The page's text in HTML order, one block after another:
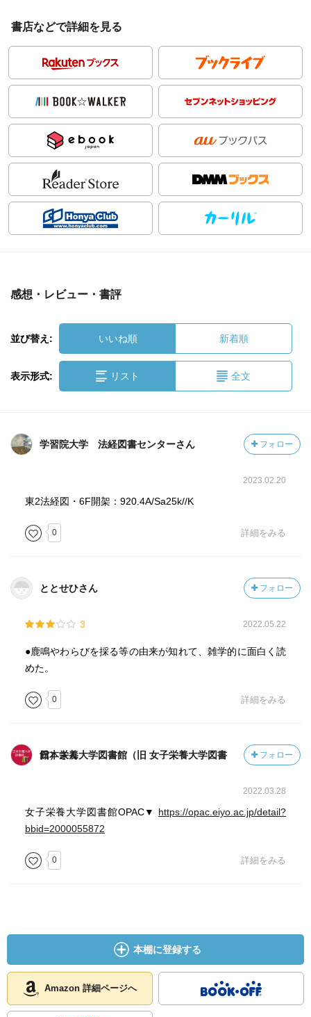
書店などで詳細を見る
感想・レビュー・書評
並び替え: いいね順 新着順
表示形式: リスト 全文
学習院大学 法経図書センターさん フォロー
2023.02.20
東2法経図・6F開架：920.4A/Sa25k//K
0 詳細をみる
ととせひさん フォロー
3 2022.05.22
●鹿鳴やわらびを採る等の由来が知れて、雑学的に面白く読
めた。
0 詳細をみる
日本栄養大学図書館（旧 女子栄養大学図書館）さん フォロー
2022.03.28
女子栄養大学図書館OPAC▼ https://opac.eiyo.ac.jp/detail?
bbid=2000055872
0 詳細をみる
本棚に登録する
Amazon 詳細ページへ